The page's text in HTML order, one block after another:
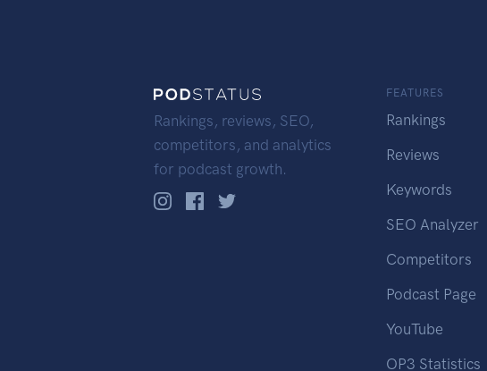
Rankings, reviews, SEO,
competitors, and analytics
for podcast growth.
FEATURES
Rankings
Reviews
Keywords
SEO Analyzer
Competitors
Podcast Page
YouTube
OP3 Statistics